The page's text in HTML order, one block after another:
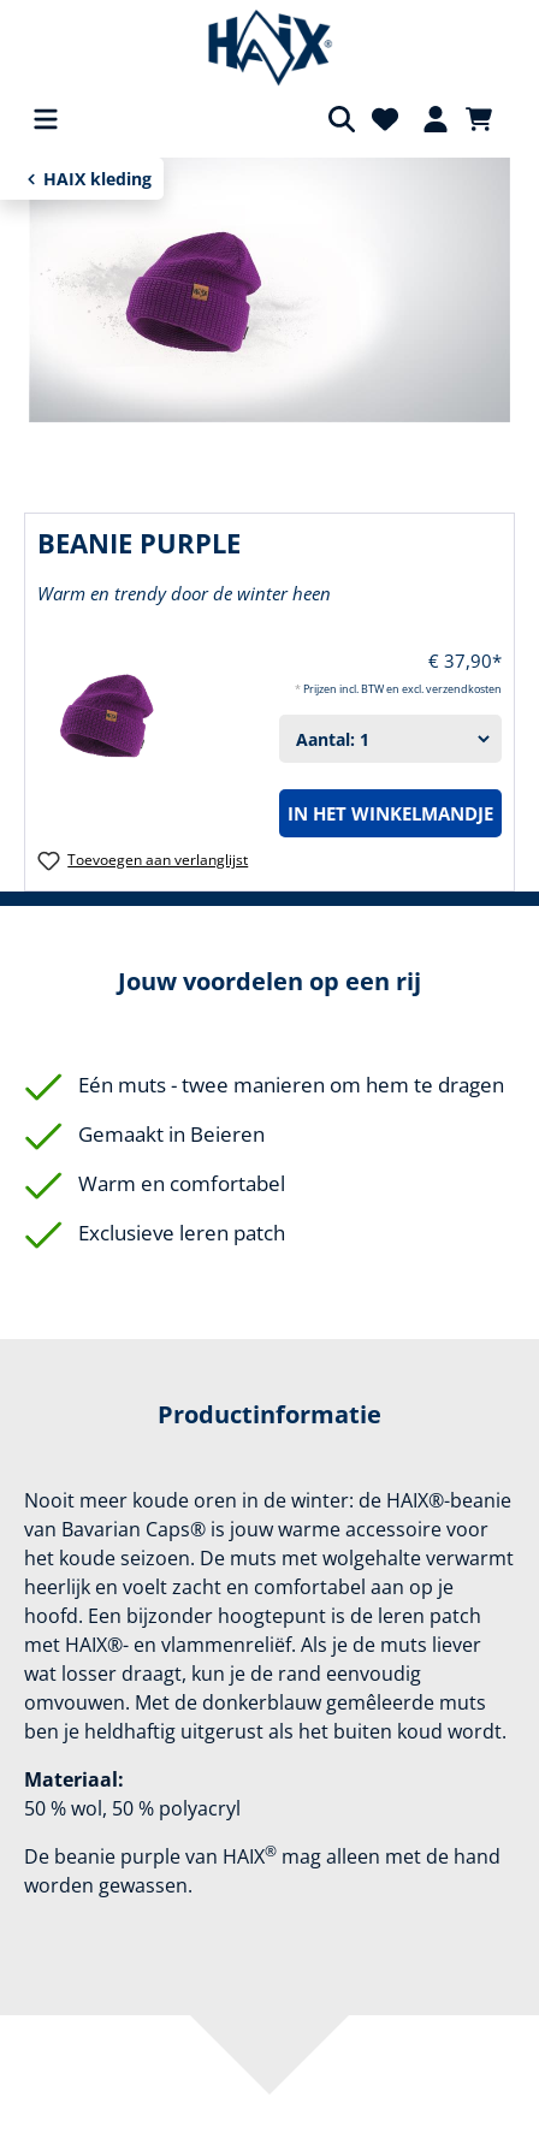
HAIX kleding
BEANIE PURPLE
Warm en trendy door de winter heen
€ 37,90*
*Prijzen incl. BTW en excl. verzendkosten
IN HET WINKELMANDJE
Toevoegen aan verlanglijst
Jouw voordelen op een rij
Eén muts - twee manieren om hem te dragen
Gemaakt in Beieren
Warm en comfortabel
Exclusieve leren patch
Productinformatie
Nooit meer koude oren in de winter: de HAIX®-beanie
van Bavarian Caps® is jouw warme accessoire voor
het koude seizoen. De muts met wolgehalte verwarmt
heerlijk en voelt zacht en comfortabel aan op je
hoofd. Een bijzonder hoogtepunt is de leren patch
met HAIX®- en vlammenreliëf. Als je de muts liever
wat losser draagt, kun je de rand eenvoudig
omvouwen. Met de donkerblauw gemêleerde muts
ben je heldhaftig uitgerust als het buiten koud wordt.
Materiaal:
50 % wol, 50 % polyacryl
De beanie purple van HAIX® mag alleen met de hand
worden gewassen.